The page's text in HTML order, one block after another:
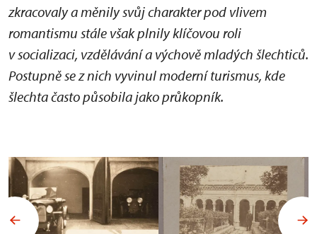
zkracovaly a měnily svůj charakter pod vlivem
romantismu stále však plnily klíčovou roli
v socializaci, vzdělávání a výchově mladých šlechticů.
Postupně se z nich vyvinul moderní turismus, kde
šlechta často působila jako průkopník.